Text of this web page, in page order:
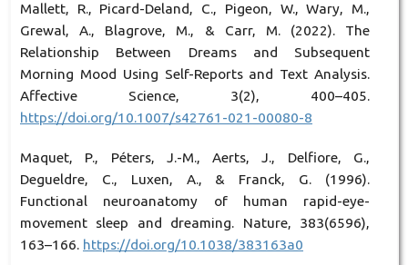
Mallett, R., Picard-Deland, C., Pigeon, W., Wary, M.,
Grewal, A., Blagrove, M., & Carr, M. (2022). The
Relationship Between Dreams and Subsequent
Morning Mood Using Self-Reports and Text Analysis.
Affective Science, 3(2), 400–405.
https://doi.org/10.1007/s42761-021-00080-8
Maquet, P., Péters, J.-M., Aerts, J., Delfiore, G.,
Degueldre, C., Luxen, A., & Franck, G. (1996).
Functional neuroanatomy of human rapid-eye-
movement sleep and dreaming. Nature, 383(6596),
163–166. https://doi.org/10.1038/383163a0